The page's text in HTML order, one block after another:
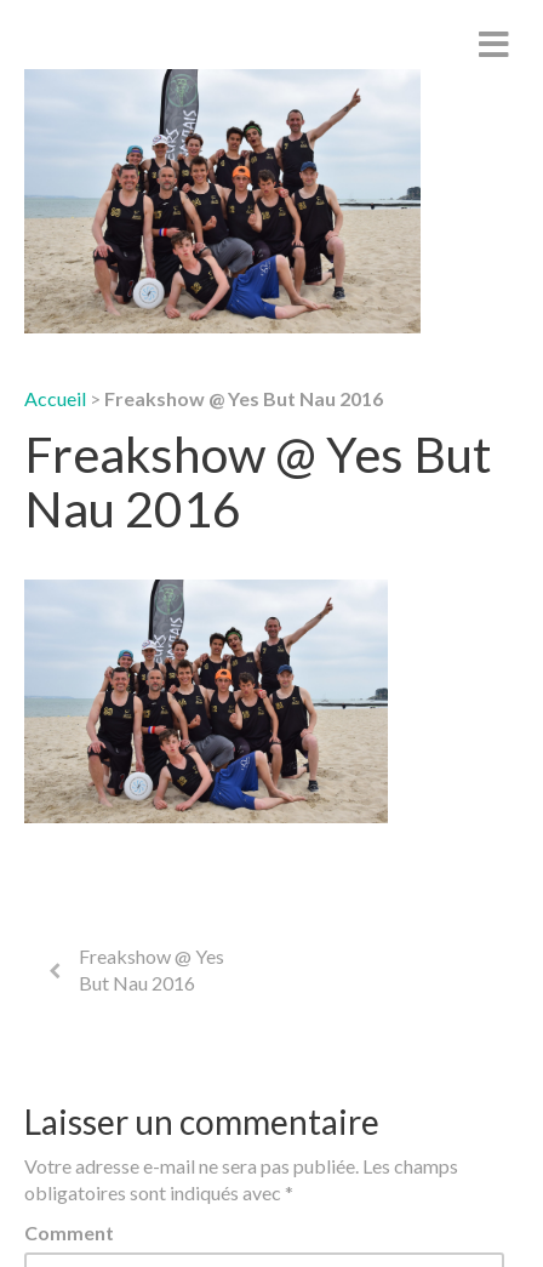
Accueil > Freakshow @ Yes But Nau 2016
Freakshow @ Yes But
Nau 2016
Freakshow @ Yes
But Nau 2016
Laisser un commentaire
Votre adresse e-mail ne sera pas publiée. Les champs
obligatoires sont indiqués avec *
Comment